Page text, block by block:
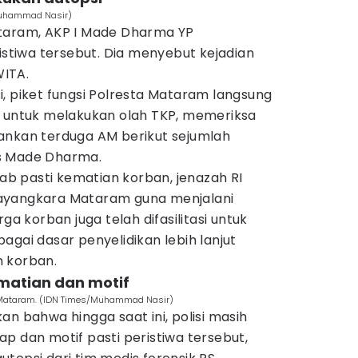
Nasir)
AKP I Made Dharma YP
tersebut. Dia menyebut kejadian
piket fungsi Polresta Mataram langsung
melakukan olah TKP, memeriksa
terduga AM berikut sejumlah
Made Dharma.
pasti kematian korban, jenazah RI
Mataram guna menjalani
korban juga telah difasilitasi untuk
dasar penyelidikan lebih lanjut
korban.
dan motif
(IDN Times/Muhammad Nasir)
bahwa hingga saat ini, polisi masih
dan motif pasti peristiwa tersebut,